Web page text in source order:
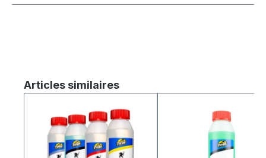
Ignorer la galerie de produits
Articles similaires